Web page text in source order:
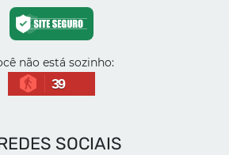
não está sozinho:
39
SOCIAIS